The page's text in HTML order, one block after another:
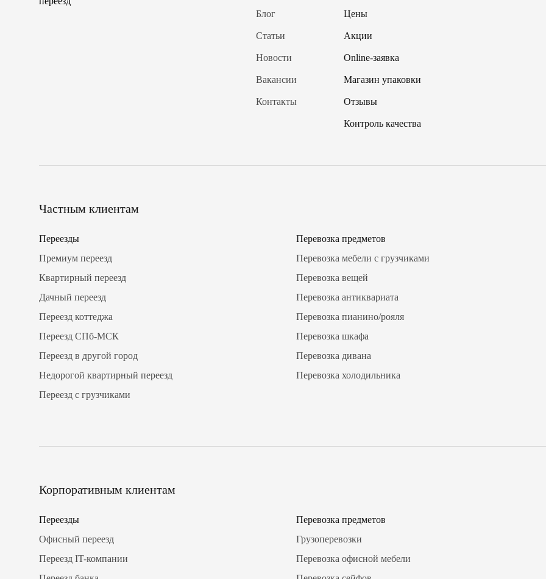
Блог
Статьи
Новости
Вакансии
Контакты
Цены
Акции
Online-заявка
Магазин упаковки
Отзывы
Контроль качества
Частным клиентам
Переезды
Премиум переезд
Квартирный переезд
Дачный переезд
Переезд коттеджа
Переезд СПб-МСК
Переезд в другой город
Недорогой квартирный переезд
Переезд с грузчиками
Перевозка предметов
Перевозка мебели с грузчиками
Перевозка вещей
Перевозка антиквариата
Перевозка пианино/рояля
Перевозка шкафа
Перевозка дивана
Перевозка холодильника
Корпоративным клиентам
Переезды
Офисный переезд
Переезд IT-компании
Перевозка предметов
Грузоперевозки
Перевозка офисной мебели